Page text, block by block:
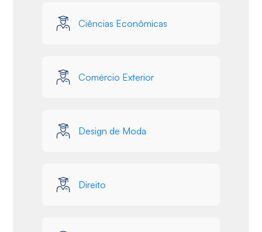
Ciências Econômicas
Comércio Exterior
Design de Moda
Direito